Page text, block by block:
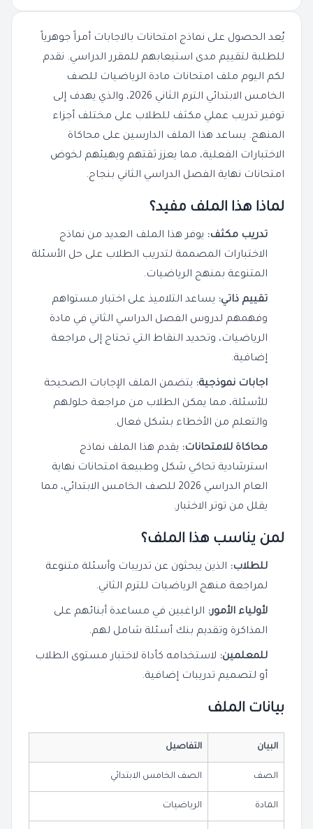
يُعد الحصول على نماذج امتحانات بالاجابات أمراً جوهرياً
للطلبة لتقييم مدى استيعابهم للمقرر الدراسي. نقدم
لكم اليوم ملف امتحانات مادة الرياضيات للصف
الخامس الابتدائي الترم الثاني 2026، والذي يهدف إلى
توفير تدريب عملي مكثف للطلاب على مختلف أجزاء
المنهج. يساعد هذا الملف الدارسين على محاكاة
الاختبارات الفعلية، مما يعزز ثقتهم ويهيئهم لخوض
امتحانات نهاية الفصل الدراسي الثاني بنجاح.
لماذا هذا الملف مفيد؟
تدريب مكثف: يوفر هذا الملف العديد من نماذج
الاختبارات المصممة لتدريب الطلاب على حل الأسئلة
المتنوعة بمنهج الرياضيات.
تقييم ذاتي: يساعد التلاميذ على اختبار مستواهم
وفهمهم لدروس الفصل الدراسي الثاني في مادة
الرياضيات، وتحديد النقاط التي تحتاج إلى مراجعة
إضافية.
اجابات نموذجية: يتضمن الملف الإجابات الصحيحة
للأسئلة، مما يمكن الطلاب من مراجعة حلولهم
والتعلم من الأخطاء بشكل فعال.
محاكاة للامتحانات: يقدم هذا الملف نماذج
استرشادية تحاكي شكل وطبيعة امتحانات نهاية
العام الدراسي 2026 للصف الخامس الابتدائي، مما
يقلل من توتر الاختبار.
لمن يناسب هذا الملف؟
للطلاب: الذين يبحثون عن تدريبات وأسئلة متنوعة
لمراجعة منهج الرياضيات للترم الثاني.
لأولياء الأمور: الراغبين في مساعدة أبنائهم على
المذاكرة وتقديم بنك أسئلة شامل لهم.
للمعلمين: لاستخدامه كأداة لاختبار مستوى الطلاب
أو لتصميم تدريبات إضافية.
بيانات الملف
البيان التفاصيل
الصف الصف الخامس الابتدائي
المادة الرياضيات